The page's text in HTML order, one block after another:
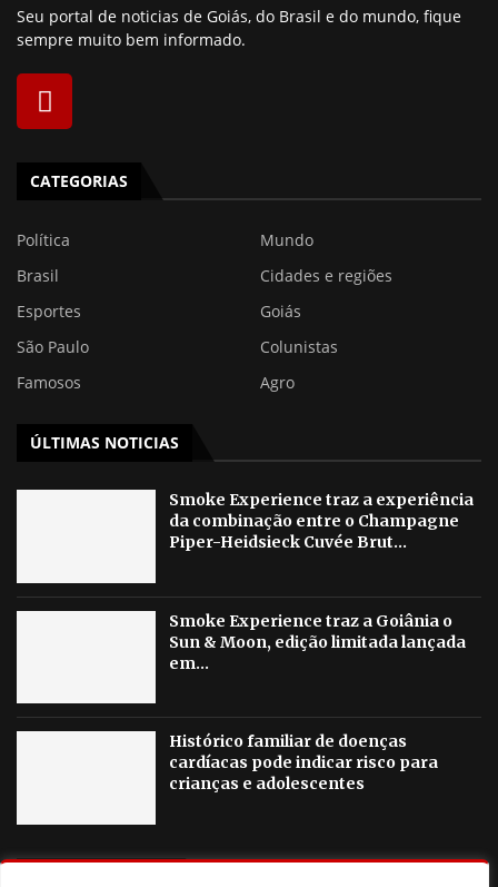
Seu portal de noticias de Goiás, do Brasil e do mundo, fique
sempre muito bem informado.
CATEGORIAS
Política
Mundo
Brasil
Cidades e regiões
Esportes
Goiás
São Paulo
Colunistas
Famosos
Agro
ÚLTIMAS NOTICIAS
Smoke Experience traz a experiência
da combinação entre o Champagne
Piper-Heidsieck Cuvée Brut...
Smoke Experience traz a Goiânia o
Sun & Moon, edição limitada lançada
em...
Histórico familiar de doenças
cardíacas pode indicar risco para
crianças e adolescentes